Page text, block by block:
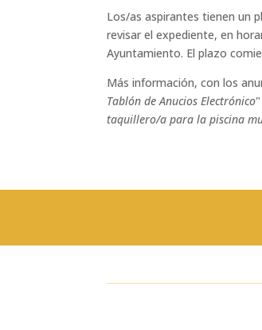
Los/as aspirantes tienen un
revisar el expediente, en
Ayuntamiento. El plazo
Más información, con los
Tablón de Anucios Electrónico
taquillero/a para la piscina